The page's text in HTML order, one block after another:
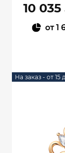
10
от1
На заказ - от 15